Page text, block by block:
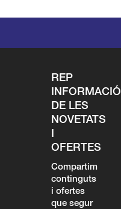
REP
INFORMACIÓ
DE LES
NOVETATS
I
OFERTES
Compartim
continguts
i ofertes
que segur